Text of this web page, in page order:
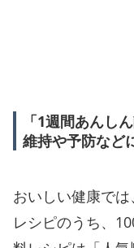
「1週間あんし
維持や予防など
おいしい健康で
レシピのうち、